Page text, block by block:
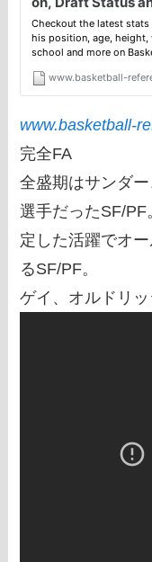
www.basketball-
完全FA
全盛期はサンダ
選手だったSF/
定した活躍でオ
るSF/PF。
ゲイ、オルドリッ